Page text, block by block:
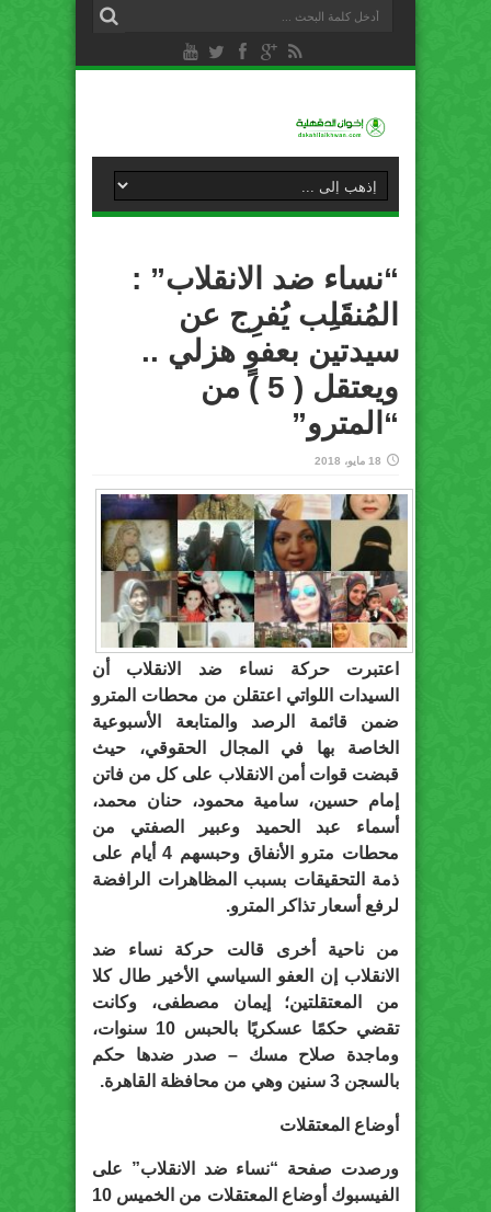
“نساء ضد الانقلاب” :
المُنقَلِب يُفرِج عن
سيدتين بعفوٍ هزلي ..
ويعتقل ( 5 ) من
“المترو”
18 مايو، 2018
اعتبرت حركة نساء ضد الانقلاب أن
السيدات اللواتي اعتقلن من محطات المترو
ضمن قائمة الرصد والمتابعة الأسبوعية
الخاصة بها في المجال الحقوقي، حيث
قبضت قوات أمن الانقلاب على كل من فاتن
إمام حسين، سامية محمود، حنان محمد،
أسماء عبد الحميد وعبير الصفتي من
محطات مترو الأنفاق وحبسهم 4 أيام على
ذمة التحقيقات بسبب المظاهرات الرافضة
لرفع أسعار تذاكر المترو.
من ناحية أخرى قالت حركة نساء ضد
الانقلاب إن العفو السياسي الأخير طال كلا
من المعتقلتين؛ إيمان مصطفى، وكانت
تقضي حكمًا عسكريًا بالحبس 10 سنوات،
وماجدة صلاح مسك – صدر ضدها حكم
بالسجن 3 سنين وهي من محافظة القاهرة.
أوضاع المعتقلات
ورصدت صفحة “نساء ضد الانقلاب” على
الفيسبوك أوضاع المعتقلات من الخميس 10